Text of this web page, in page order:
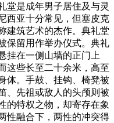
堂是成年男子居住及与灵
西亚十分常见，但塞皮克
建筑艺术的杰作。典礼堂
保留用作举办仪式。典礼
挂在一侧山墙的正门上
这些长至二十余米，高至
体。手鼓、挂钩、椅凳被
、先祖或敌人的头颅则被
的特权之物，却寄存在象
性融合下，两性的冲突得